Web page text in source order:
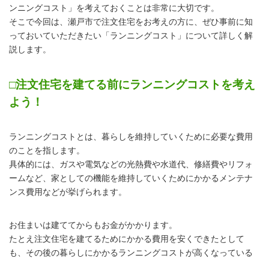
ンニングコスト」を考えておくことは非常に大切です。
そこで今回は、瀬戸市で注文住宅をお考えの方に、ぜひ事前に知
っておいていただきたい「ランニングコスト」について詳しく解
説します。
□注文住宅を建てる前にランニングコストを考え
よう！
ランニングコストとは、暮らしを維持していくために必要な費用
のことを指します。
具体的には、ガスや電気などの光熱費や水道代、修繕費やリフォ
ームなど、家としての機能を維持していくためにかかるメンテナ
ンス費用などが挙げられます。
お住まいは建ててからもお金がかかります。
たとえ注文住宅を建てるためにかかる費用を安くできたとして
も、その後の暮らしにかかるランニングコストが高くなっている